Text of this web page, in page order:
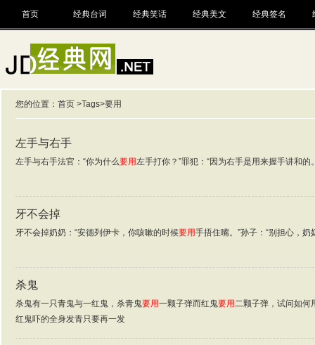
首页 经典台词 经典笑话 经典美文 经典签名
您的位置： 首页 >Tags>要用
左手与右手
左手与右手法官：“你为什么要用左手打你？”罪犯：“因为右手是用来握手讲和的
牙不会掉
牙不会掉奶奶：“安德列伊卡，你咳嗽的时候要用手捂住嘴。”孙子：“别担心，
杀鬼
杀鬼有一只青鬼与一红鬼，杀青鬼要用一颗子弹而红鬼要用二颗子弹，试问如何
红鬼吓的全身发青只要再一发